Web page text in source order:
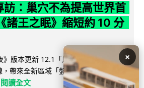
訪：巢穴不為提高世界首
諸王之眠》縮短約 10 分
》版本更新 12.1「烏拉特克的詛咒」將
帶來全新區域「盤蛇島」、地城「毒牙
閱讀全文
×